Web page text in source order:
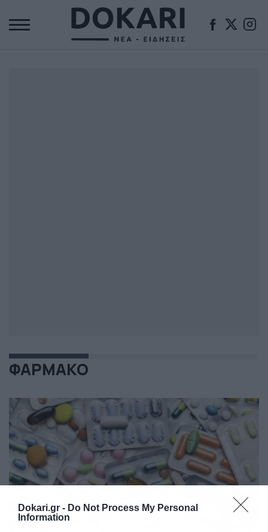
Dokari.gr - Do Not Process My Personal
Information
ΦΑΡΜΑΚΟ